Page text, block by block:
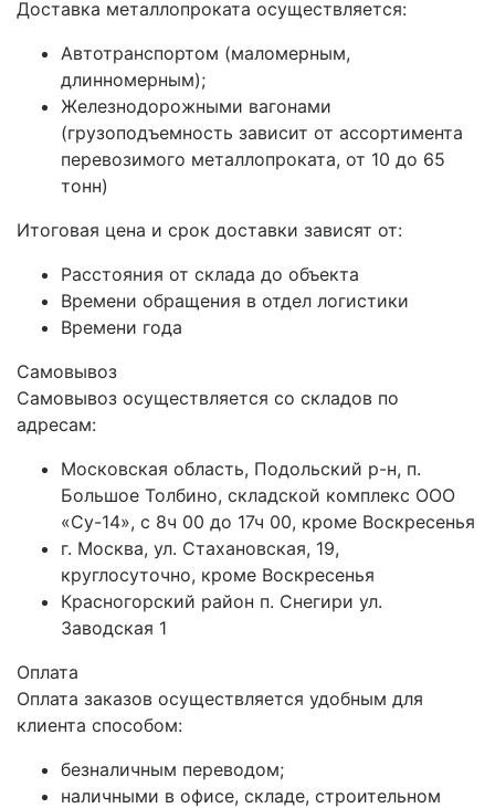
Доставка металлопроката осуществляется:
Автотранспортом (маломерным,
длинномерным);
Железнодорожными вагонами
(грузоподъемность зависит от ассортимента
перевозимого металлопроката, от 10 до 65
тонн)
Итоговая цена и срок доставки зависят от:
Расстояния от склада до объекта
Времени обращения в отдел логистики
Времени года
Самовывоз
Самовывоз осуществляется со складов по
адресам:
Московская область, Подольский р-н, п.
Большое Толбино, складской комплекс ООО
«Су-14», с 8ч 00 до 17ч 00, кроме Воскресенья
г. Москва, ул. Стахановская, 19,
круглосуточно, кроме Воскресенья
Красногорский район п. Снегири ул.
Заводская 1
Оплата
Оплата заказов осуществляется удобным для
клиента способом:
безналичным переводом;
наличными в офисе, складе, строительном